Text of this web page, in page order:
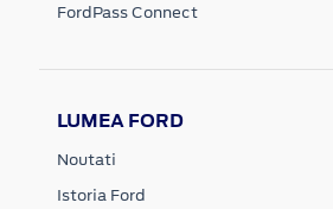
FordPass Connect
LUMEA FORD
Noutati
Istoria Ford